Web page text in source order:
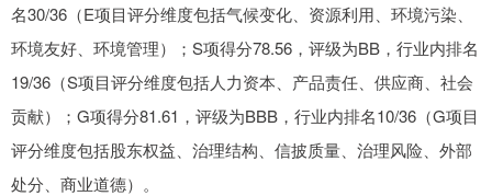
名30/36（E项目评分维度包括气候变化、资源利用、环境污染、
环境友好、环境管理）；S项得分78.56，评级为BB，行业内排名
19/36（S项目评分维度包括人力资本、产品责任、供应商、社会
贡献）；G项得分81.61，评级为BBB，行业内排名10/36（G项目
评分维度包括股东权益、治理结构、信披质量、治理风险、外部
处分、商业道德）。